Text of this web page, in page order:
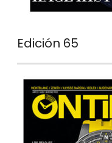
Edición 65